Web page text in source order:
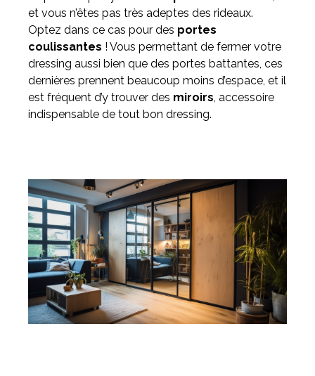
et vous n’êtes pas très adeptes des rideaux.
Optez dans ce cas pour des portes
coulissantes ! Vous permettant de fermer votre
dressing aussi bien que des portes battantes, ces
dernières prennent beaucoup moins d’espace, et il
est fréquent d’y trouver des miroirs, accessoire
indispensable de tout bon dressing.